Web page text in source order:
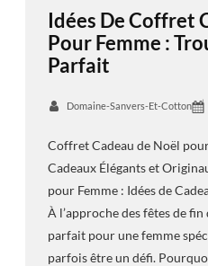
Idées De Coffret
Pour Femme :
Parfait
Domaine-Sanvers-Et-Cotton
Coffret Cadeau de Noël
Cadeaux Élégants et
pour Femme : Idées de
À l’approche des fêtes de
parfait pour une femme
parfois être un défi.